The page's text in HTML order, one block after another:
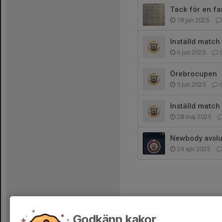
Tack för en
18 jun 2025
Inställd match
6 jun 2025
Örebrocupen
5 jun 2025
Inställd match
28 maj 2025
Newbody
24 apr 2025